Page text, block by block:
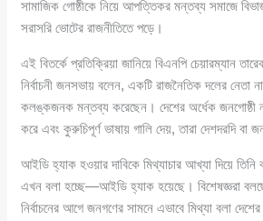
সামাজিক গোষ্ঠীকে নিয়ে আপত্তিকর মন্তব্য সমাজে
সরাসরি ভোটের রাজনীতিতে পড়ে।
এই বিতর্কে প্রতিক্রিয়া জানিয়ে বিএনপি চেয়ারম্যান
নির্বাচনী জনসভায় বলেন, একটি রাজনৈতিক দলের নেতা
কলঙ্কজনক মন্তব্য করেছেন। দেশের অর্ধেক জনগোষ্ঠী
করে এবং কুরুচিপূর্ণ ভাষায় গালি দেয়, তারা দেশদরদি বা
আইডি হ্যাক হওয়ার দাবিকে মিথ্যাচার আখ্যা দিয়ে
এখন বলা হচ্ছে—আইডি হ্যাক হয়েছে। বিশেষজ্ঞরা
নির্বাচনের আগে জনগণের সামনে এভাবে মিথ্যা বলা